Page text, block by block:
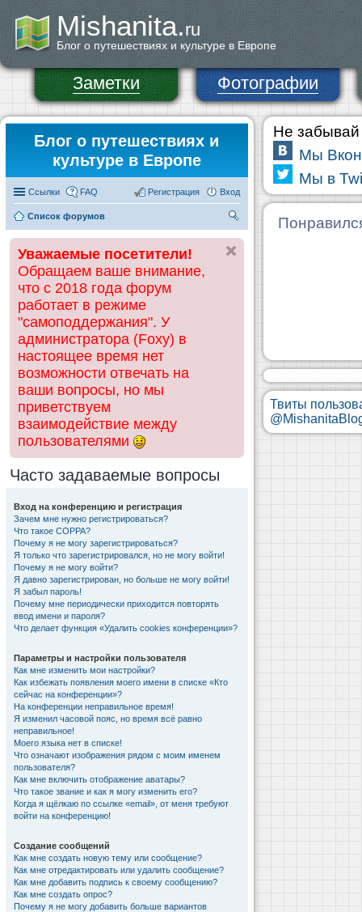
Mishanita.ru
Блог о путешествиях и культуре в Европе
Заметки Фотографии
Блог о путешествиях и
культуре в Европе
Ссылки FAQ Вход
Регистрация
Список форумов
ск
Уважаемые посетители!
Обращаем ваше внимание,
что с 2018 года форум
работает в режиме
"самоподдержания". У
администратора (Foxy) в
настоящее время нет
возможности отвечать на
ваши вопросы, но мы
приветствуем
взаимодействие между
пользователями
Часто задаваемые вопросы
Вход на конференцию и регистрация
Зачем мне нужно регистрироваться?
Что такое COPPA?
Почему я не могу зарегистрироваться?
Я только что зарегистрировался, но не могу войти!
Почему я не могу войти?
Я давно зарегистрирован, но больше не могу войти!
Я забыл пароль!
Почему мне периодически приходится повторять
ввод имени и пароля?
Что делает функция «Удалить cookies конференции»?
Параметры и настройки пользователя
Как мне изменить мои настройки?
Как избежать появления моего имени в списке «Кто
сейчас на конференции»?
На конференции неправильное время!
Я изменил часовой пояс, но время всё равно
неправильное!
Моего языка нет в списке!
Что означают изображения рядом с моим именем
пользователя?
Как мне включить отображение аватары?
Что такое звание и как я могу изменить его?
Когда я щёлкаю по ссылке «email», от меня требуют
войти на конференцию!
Создание сообщений
Как мне создать новую тему или сообщение?
Как мне отредактировать или удалить сообщение?
Как мне добавить подпись к своему сообщению?
Как мне создать опрос?
Почему я не могу добавить больше вариантов
Не забывай
Мы
Мы в
Твиты